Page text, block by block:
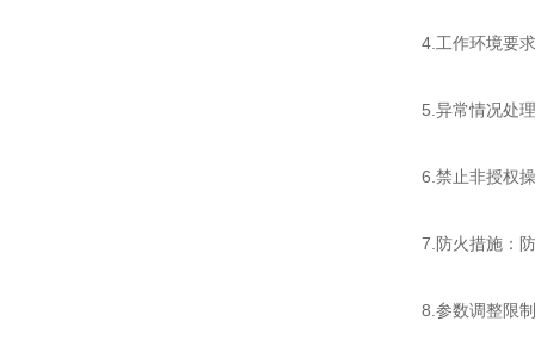
4.工作环境要求
5.异常情况处理
6.禁止非授权操
7.防火措施：防
8.参数调整限制